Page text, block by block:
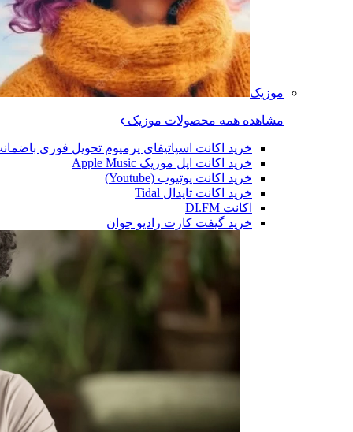
موزیک
مشاهده همه محصولات موزیک
خرید اکانت اسپاتیفای پرمیوم تحویل فوری
خرید اکانت اپل موزیک Apple Music
خرید اکانت یوتیوب (Youtube)
خرید اکانت تایدال Tidal
اکانت DI.FM
خرید گیفت کارت رادیو جوان